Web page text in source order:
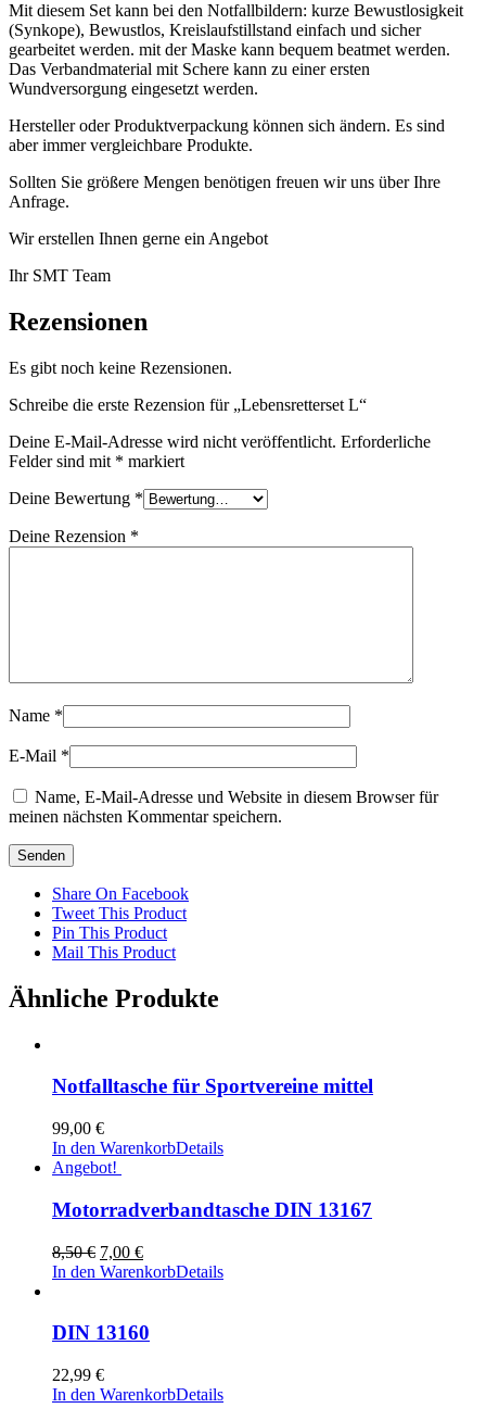
Mit diesem Set kann bei den Notfallbildern: kurze Bewustlosigkeit
(Synkope), Bewustlos, Kreislaufstillstand einfach und sicher
gearbeitet werden. mit der Maske kann bequem beatmet werden.
Das Verbandmaterial mit Schere kann zu einer ersten
Wundversorgung eingesetzt werden.
Hersteller oder Produktverpackung können sich ändern. Es sind
aber immer vergleichbare Produkte.
Sollten Sie größere Mengen benötigen freuen wir uns über Ihre
Anfrage.
Wir erstellen Ihnen gerne ein Angebot
Ihr SMT Team
Rezensionen
Es gibt noch keine Rezensionen.
Schreibe die erste Rezension für „Lebensretterset L“
Deine E-Mail-Adresse wird nicht veröffentlicht. Erforderliche
Felder sind mit * markiert
Deine Bewertung *
Deine Rezension *
Name *
E-Mail *
Name, E-Mail-Adresse und Website in diesem Browser für
meinen nächsten Kommentar speichern.
Share On Facebook
Tweet This Product
Pin This Product
Mail This Product
Ähnliche Produkte
Notfalltasche für Sportvereine mittel
99,00 €
In den WarenkorbDetails
Angebot!
Motorradverbandtasche DIN 13167
8,50€ Ursprünglicher
Preis
7,00 €Aktueller
Preis
In den WarenkorbDetails
DIN 13160
22,99 €
In den WarenkorbDetails